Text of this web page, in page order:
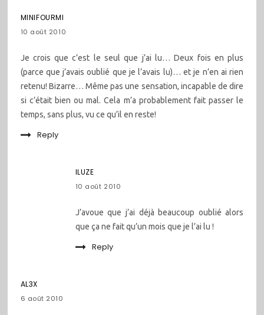
MINIFOURMI
10 août 2010
Je crois que c’est le seul que j’ai lu… Deux fois en plus
(parce que j’avais oublié que je l’avais lu)… et je n’en ai rien
retenu! Bizarre… Même pas une sensation, incapable de dire
si c’était bien ou mal. Cela m’a probablement fait passer le
temps, sans plus, vu ce qu’il en reste!
Reply
ILUZE
10 août 2010
J’avoue que j’ai déjà beaucoup oublié alors
que ça ne fait qu’un mois que je l’ai lu !
Reply
AL3X
6 août 2010